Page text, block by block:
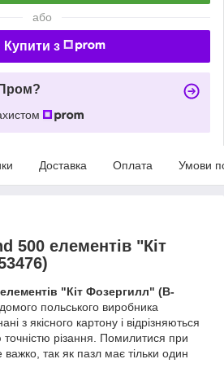
або
Купити з
Доставка Оплата Умови
500 елементів "Кіт
"Кіт Фозергилл" (B-
польського виробника
з якісного картону і відрізняються
точністю різання. Помилитися при
так як пазл має тільки один